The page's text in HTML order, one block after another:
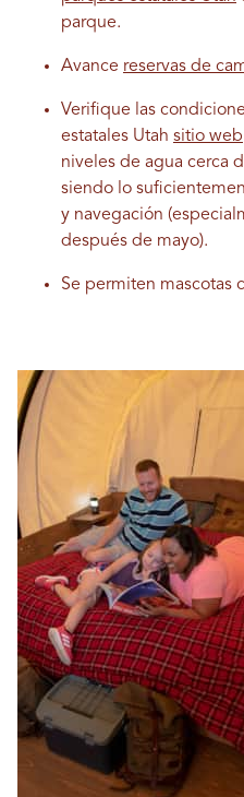
parque.
Avance reservas de
Verifique las
estatales Utah sitio web
niveles de agua cerca
siendo lo
y navegación
después de mayo).
Se permiten mascotas